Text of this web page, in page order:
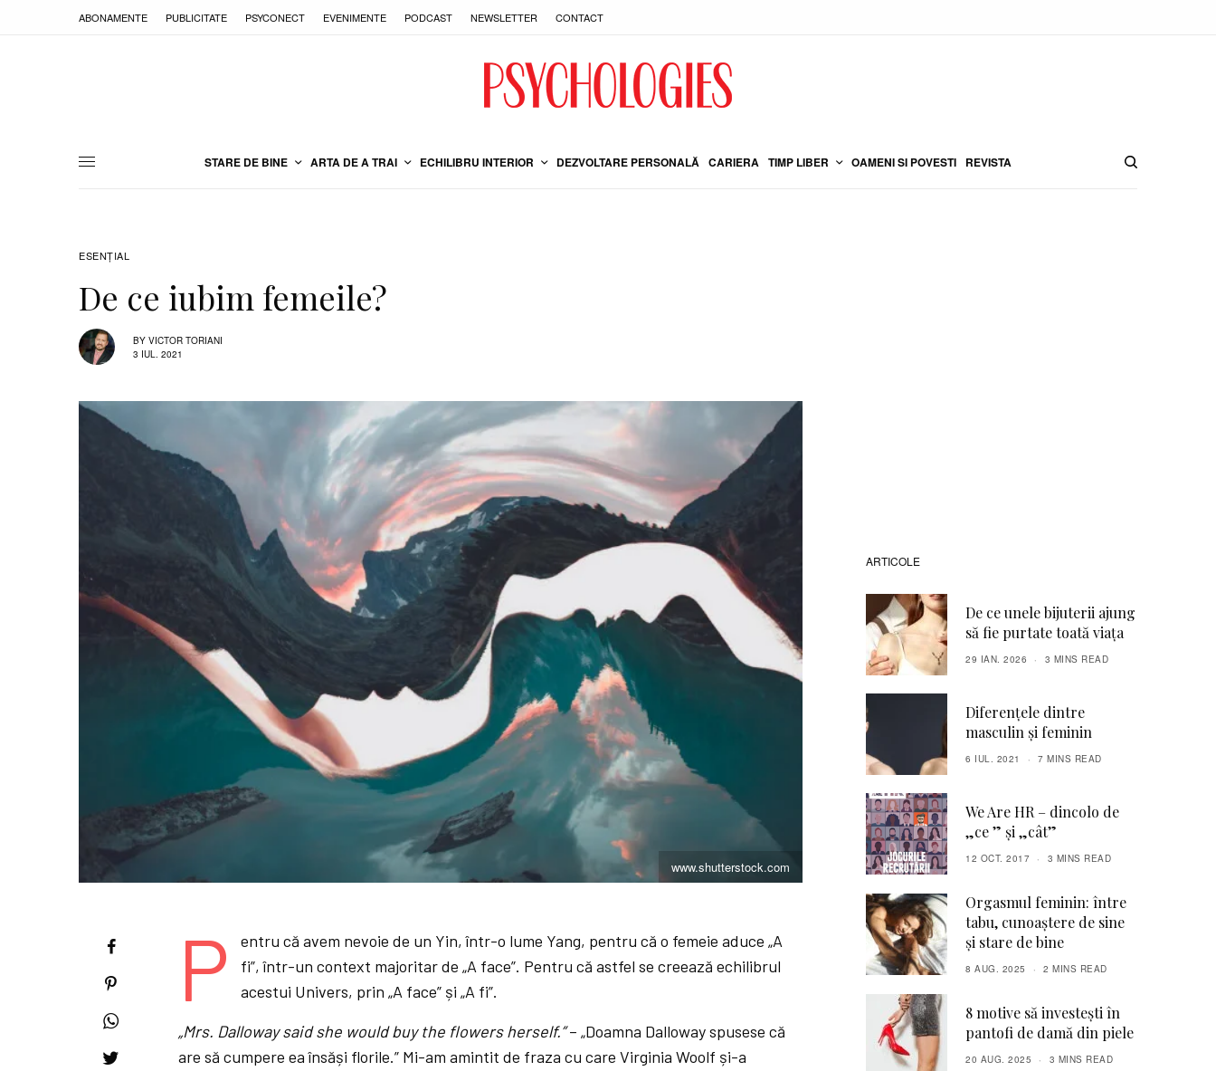
ABONAMENTE PUBLICITATE PSYCONECT EVENIMENTE PODCAST NEWSLETTER CONTACT
STARE DE BINE ARTA DE A TRAI ECHILIBRU INTERIOR DEZVOLTARE PERSONALĂ CARIERA TIMP LIBER OAMENI SI POVESTI REVISTA
ESENȚIAL
De ce iubim femeile?
BY VICTOR TORIANI
3 IUL. 2021
www.shutterstock.com
P
entru că avem nevoie de un Yin, într-o lume Yang, pentru că o femeie aduce „A
fi”, într-un context majoritar de „A face”. Pentru că astfel se creează echilibrul
acestui Univers, prin „A face” și „A fi”.
„Mrs. Dalloway said she would buy the flowers herself.”– „Doamna Dalloway spusese că
are să cumpere ea însăși florile.” Mi-am amintit de fraza cu care Virginia Woolf și-a
ARTICOLE
De ce unele bijuterii ajung
să fie purtate toată viața
29 IAN. 2026 3 MINS READ
Diferenţele dintre
masculin şi feminin
6 IUL. 2021 7 MINS READ
We Are HR – dincolo de
„ce ” şi „cât”
12 OCT. 2017 3 MINS READ
Orgasmul feminin: între
tabu, cunoaștere de sine
și stare de bine
8 AUG. 2025 2 MINS READ
8 motive să investești în
pantofi de damă din piele
20 AUG. 2025 3 MINS READ